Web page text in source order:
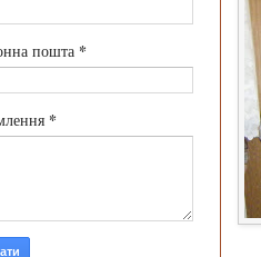
пошта *
*